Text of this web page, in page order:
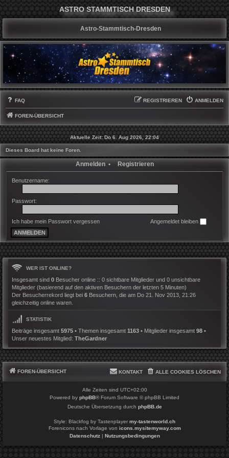
ASTRO STAMMTISCH DRESDEN
Astro-Stammtisch-Dresden
FAQ ANMELDEN
REGISTRIEREN
FOREN-ÜBERSICHT
Aktuelle Zeit: Do 6. Aug 2026, 22:04
Dieses Board hat keine Foren.
Anmelden• Registrieren
Benutzername:
Passwort:
Ich habe mein Passwort vergessen Angemeldet bleiben
WER IST ONLINE?
Insgesamt sind 0 Besucher online :: 0 sichtbare Mitglieder und 0 unsichtbare
Mitglieder (basierend auf den aktiven Besuchern der letzten 5 Minuten)
Der Besucherrekord liegt bei 6 Besuchern, die am Do 21. Nov 2013, 21:26
gleichzeitig online waren.
STATISTIK
Beiträge insgesamt 5975 • Themen insgesamt 1163 • Mitglieder insgesamt 98 •
Unser neuestes Mitglied: TheGardner
FOREN-ÜBERSICHT ALLE COOKIES LÖSCHEN
KONTAKT
Alle Zeiten sind UTC+02:00
Powered by phpBB® Forum Software © phpBB Limited
Deutsche Übersetzung durch phpBB.de
Style: Blackfog by Tastenplayer my-tastenworld.ch
Forenicons nach Vorlage von icons.mysitemyway.com
Datenschutz| Nutzungsbedingungen